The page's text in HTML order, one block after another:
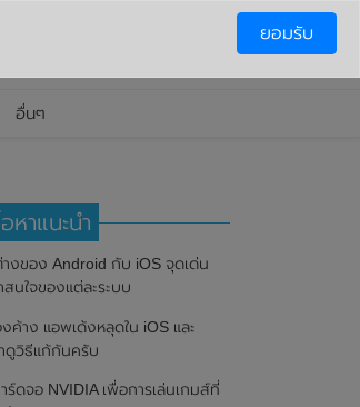
อื่นๆ
หาแนะนำ
งของ Android กับ iOS จุดเด่น
นใจของแต่ละระบบ
ค้าง แอพเด้งหลุดใน iOS และ
ดูวิธีแก้กันครับ
ร์ดจอ NVIDIA เพื่อการเล่นเกมส์ที่
ยอมรับ